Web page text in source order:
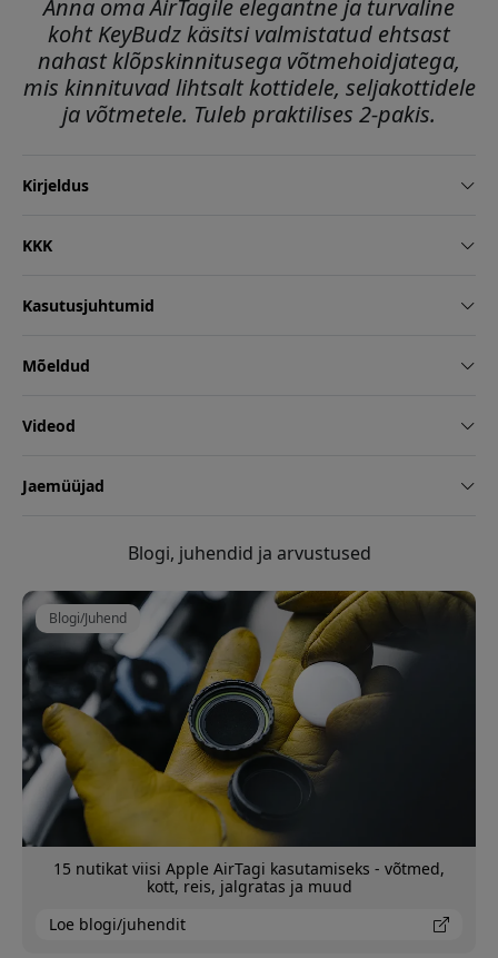
Anna oma AirTagile elegantne ja turvaline
koht KeyBudz käsitsi valmistatud ehtsast
nahast klõpskinnitusega võtmehoidjatega,
mis kinnituvad lihtsalt kottidele, seljakottidele
ja võtmetele. Tuleb praktilises 2-pakis.
Kirjeldus
KKK
Kasutusjuhtumid
Mõeldud
Videod
Jaemüüjad
Blogi, juhendid ja arvustused
Blogi/Juhend
15 nutikat viisi Apple AirTagi kasutamiseks - võtmed,
kott, reis, jalgratas ja muud
Loe blogi/juhendit